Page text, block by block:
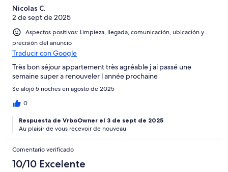
Mediocre
Horrible
Nicolas C.
2 de sept de 2025
Aspectos positivos: Limpieza, llegada, comunicación, ubicación y
precisión del anuncio
Traducir con Google
Très bon séjour appartement très agréable j ai passé une
semaine super a renouveler l année prochaine
Se alojó 5 noches en agosto de 2025
0
Respuesta de VrboOwner el 3 de sept de 2025
Au plaisir de vous recevoir de nouveau
Comentario verificado
10/10 Excelente